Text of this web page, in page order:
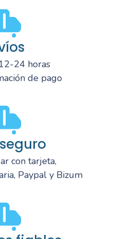
24 horas
de pago
con tarjeta,
Paypal y Bizum